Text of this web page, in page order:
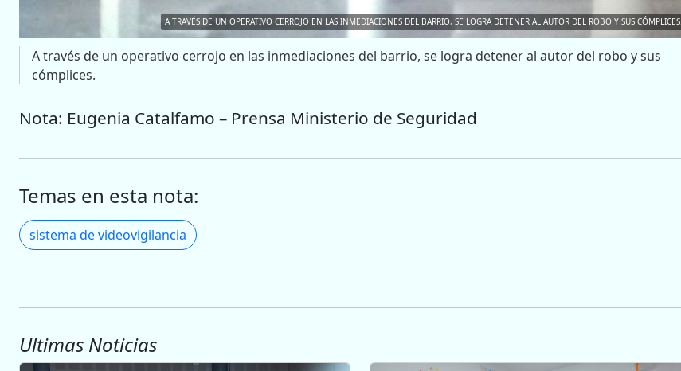
A TRAVÉS DE UN OPERATIVO CERROJO EN LAS INMEDIACIONES DEL BARRIO, SE LOGRA DETENER AL AUTOR DEL ROBO Y SUS CÓMPLICES.
A través de un operativo cerrojo en las inmediaciones del barrio, se logra detener al autor del robo y sus
cómplices.
Nota: Eugenia Catalfamo – Prensa Ministerio de Seguridad
Temas en esta nota:
sistema de videovigilancia
Ultimas Noticias